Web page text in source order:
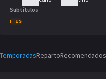
Subtítulos
ES
TemporadasRepartoRecomendados